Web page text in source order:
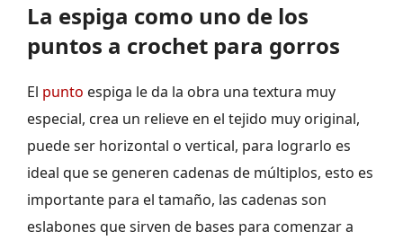
La espiga como uno de los
puntos a crochet para gorros
El punto espiga le da la obra una textura muy
especial, crea un relieve en el tejido muy original,
puede ser horizontal o vertical, para lograrlo es
ideal que se generen cadenas de múltiplos, esto es
importante para el tamaño, las cadenas son
eslabones que sirven de bases para comenzar a